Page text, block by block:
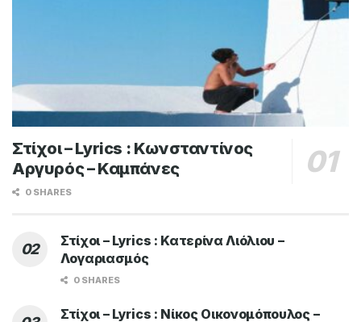
Στίχοι – Lyrics : Κωνσταντίνος
Αργυρός – Καμπάνες
0 SHARES
Στίχοι – Lyrics : Κατερίνα Λιόλιου –
Λογαριασμός
0 SHARES
Στίχοι – Lyrics : Νίκος Οικονομόπουλος –